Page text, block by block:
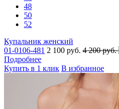
48
50
52
Купальник женский
01-0106-481 2 100 руб. 4 200 руб.
Подробнее
Купить в 1 клик В избранное